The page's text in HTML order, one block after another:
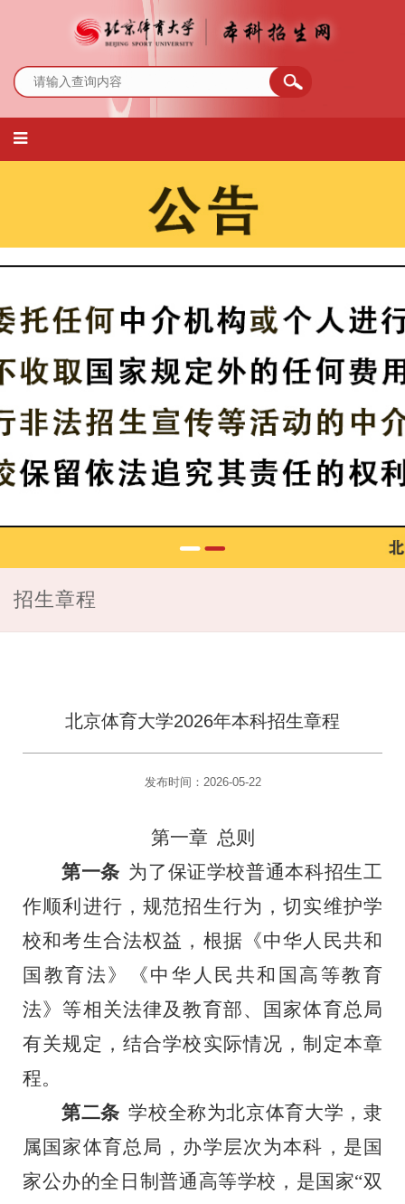
招生章程
北京体育大学2026年本科招生章程
发布时间：2026-05-22
第一章 总则
第一条 为了保证学校普通本科招生工
作顺利进行，规范招生行为，切实维护学
校和考生合法权益，根据《中华人民共和
国教育法》《中华人民共和国高等教育
法》等相关法律及教育部、国家体育总局
有关规定，结合学校实际情况，制定本章
程。
第二条 学校全称为北京体育大学，隶
属国家体育总局，办学层次为本科，是国
家公办的全日制普通高等学校，是国家“双